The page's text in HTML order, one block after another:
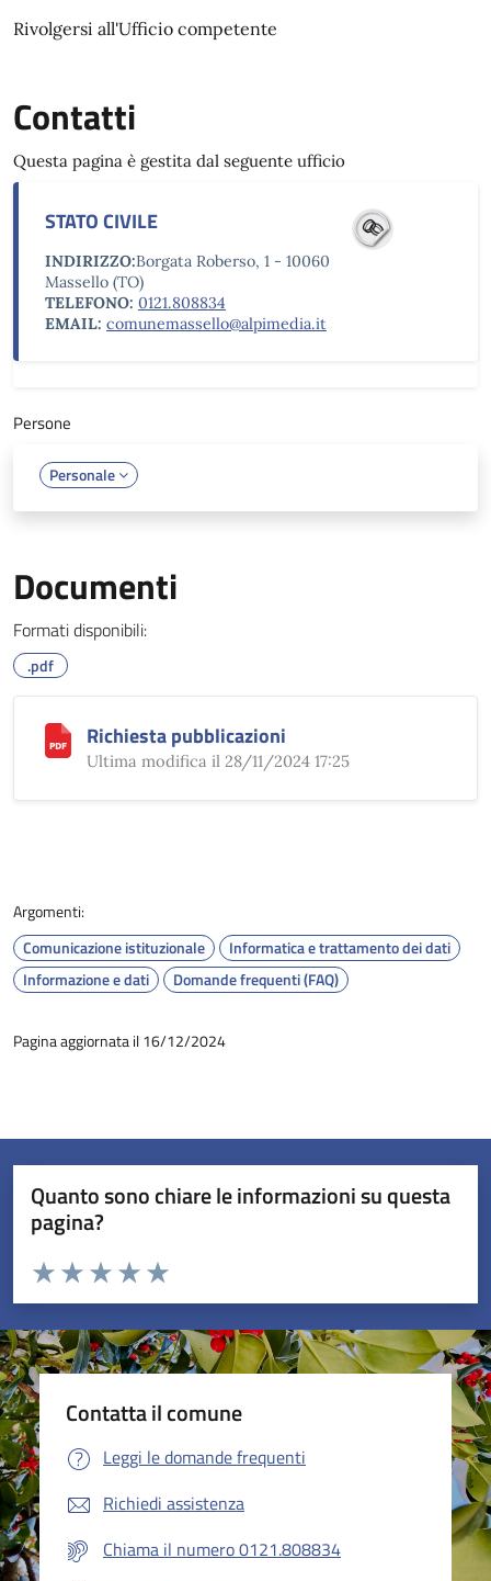
Rivolgersi all'Ufficio competente
Contatti
Questa pagina è gestita dal seguente ufficio
STATO CIVILE
INDIRIZZO:Borgata Roberso, 1 - 10060
Massello (TO)
TELEFONO: 0121.808834
EMAIL: comunemassello@alpimedia.it
Persone
Personale
Documenti
Formati disponibili:
.pdf
Richiesta pubblicazioni
Ultima modifica il 28/11/2024 17:25
Argomenti:
Comunicazione istituzionale
Informatica e trattamento dei dati
Informazione e dati
Domande frequenti (FAQ)
Pagina aggiornata il 16/12/2024
Quanto sono chiare le informazioni su questa
pagina?
Valuta da 1 a 5 stelle la pagina
Valuta 5 stelle su 5
Valuta 4 stelle su 5
Valuta 3 stelle su 5
Valuta 2 stelle su 5
Valuta 1 stelle su 5
Contatta il comune
Leggi le domande frequenti
Richiedi assistenza
Chiama il numero 0121.808834